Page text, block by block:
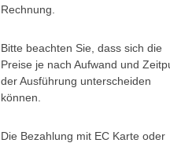
Montag - Freitag
Montag - Freitag
Montag - Freitag
Rechnung.
Bitte beachten Sie, dass sich die
Preise je nach Aufwand und
der Ausführung unterscheiden
können.
Die Bezahlung mit EC Karte oder